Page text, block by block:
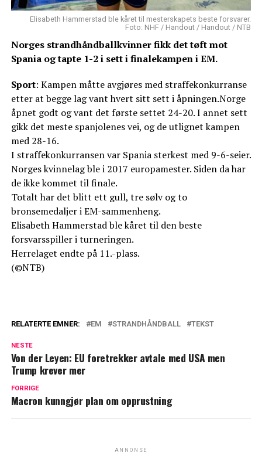
Elisabeth Hammerstad ble kåret til mesterskapets beste forsvarer.
Foto: NHF / Handout / Handout / NTB
Norges strandhåndballkvinner fikk det tøft mot
Spania og tapte 1-2 i sett i finalekampen i EM.
Sport: Kampen måtte avgjøres med straffekonkurranse
etter at begge lag vant hvert sitt sett i åpningen.Norge
åpnet godt og vant det første settet 24-20. I annet sett
gikk det meste spanjolenes vei, og de utlignet kampen
med 28-16.
I straffekonkurransen var Spania sterkest med 9-6-seier.
Norges kvinnelag ble i 2017 europamester. Siden da har
de ikke kommet til finale.
Totalt har det blitt ett gull, tre sølv og to
bronsemedaljer i EM-sammenheng.
Elisabeth Hammerstad ble kåret til den beste
forsvarsspiller i turneringen.
Herrelaget endte på 11.-plass.
(©NTB)
RELATERTE EMNER: EM STRANDHÅNDBALL TEKST
NESTE
Von der Leyen: EU foretrekker avtale med USA men
Trump krever mer
FORRIGE
Macron kunngjør plan om opprustning
ANNONSE